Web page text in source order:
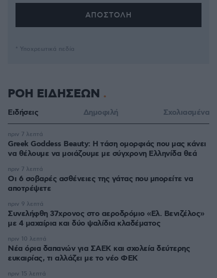
* Υποχρεωτικά πεδία
ΡΟΗ ΕΙΔΗΣΕΩΝ
Ειδήσεις Δημοφιλή Σχολιασμένα
Greek Goddess Beauty: Η τάση ομορφιάς που μας κάνει
να θέλουμε να μοιάζουμε με σύγχρονη Ελληνίδα θεά
πριν 7 λεπτά
Οι 6 σοβαρές ασθένειες της γάτας που μπορείτε να
αποτρέψετε
πριν 7 λεπτά
Συνελήφθη 37χρονος στο αεροδρόμιο «Ελ. Βενιζέλος»
με 4 μαχαίρια και δύο ψαλίδια κλαδέματος
πριν 9 λεπτά
Νέα όρια δαπανών για ΣΑΕΚ και σχολεία δεύτερης
ευκαιρίας, τι αλλάζει με το νέο ΦΕΚ
πριν 10 λεπτά
πριν 15 λεπτά